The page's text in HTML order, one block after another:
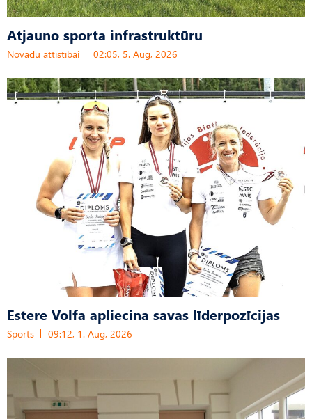
Atjauno sporta infrastruktūru
Novadu attīstībai 02:05, 5. Aug, 2026
Estere Volfa apliecina savas līderpozīcijas
Sports 09:12, 1. Aug, 2026